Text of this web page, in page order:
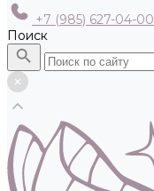
+7 (985) 627-04-00
Поиск